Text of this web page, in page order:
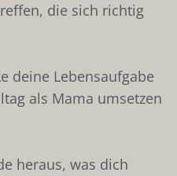
die sich richtig
deine Lebensaufgabe
als Mama umsetzen
heraus, was dich